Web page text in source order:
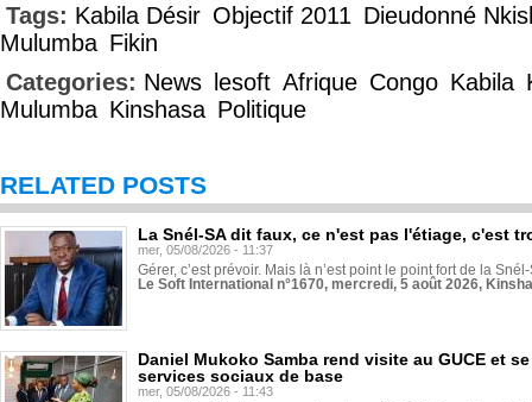
Tags: Kabila Désir Objectif 2011 Dieudonné
Mulumba Fikin
Categories: News lesoft Afrique Congo Kabila
Mulumba Kinshasa Politique
RELATED POSTS
La Snél-SA dit faux, ce n'est pas l'étiage, c'est
mer, 05/08/2026 - 11:37
Gérer, c’est prévoir. Mais là n’est point le point fort de la
Le Soft International n°1670, mercredi, 5 août 2026,
Daniel Mukoko Samba rend visite au GUCE et
services sociaux de base
mer, 05/08/2026 - 11:43